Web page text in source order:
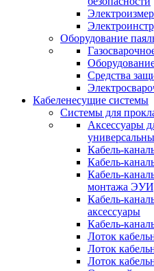
Оборудование
Средства
Кабеленесущие системы
Системы для
Аксессуары
Кабель-
Кабель-
Кабель-
монтажа
Кабель-
аксессуары
Кабель-
Лоток
Лоток
Лоток